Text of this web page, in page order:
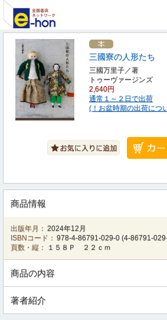
三國寮の人形たち
三國万里子／著
トゥーヴァージンズ
2,640円
通常１～２日で出荷
(！お盆時期の出荷につ
商品情報
出版年月： 2024年12月
ISBNコード： 978-4-86791-029-0 (4-86791-
頁数・縦：
１５８Ｐ ２２ｃｍ
商品の内容
著者紹介